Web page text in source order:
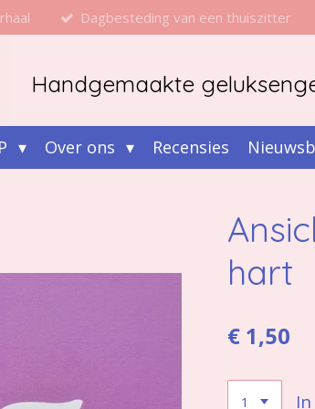
Dagbesteding van een thuiszitter
Handgemaakte
Over ons Recensies
hart
€ 1,50